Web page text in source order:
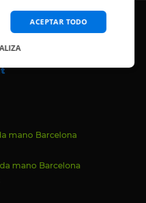
mano Barcelona
mano Barcelona
ACEPTAR TODO